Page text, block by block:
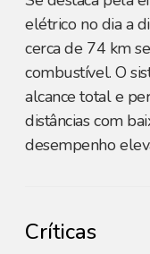
elétrico no dia a
cerca de 74 km
combustível. O
alcance total e
distâncias com
desempenho
Críticas